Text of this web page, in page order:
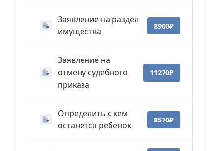
Заявление на раздел
имущества
8900₽
Заявление на
отмену судебного
приказа
11270₽
Определить с кем
останется ребенок
8570₽